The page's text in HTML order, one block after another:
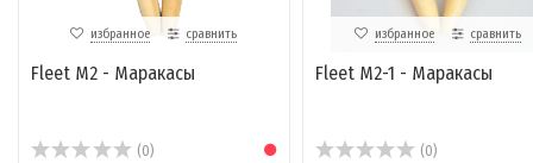
избранное сравнить
Fleet M2 - Маракасы
(0)
избранное сравнить
Fleet M2-1 - Маракасы
(0)